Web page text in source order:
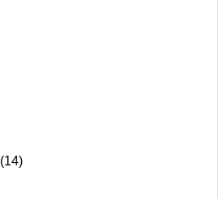
(14)